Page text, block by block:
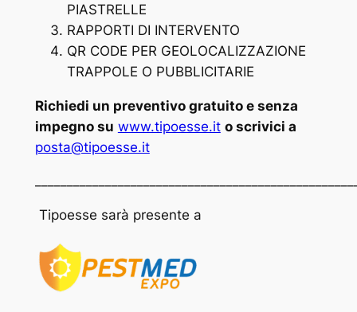
PIASTRELLE
RAPPORTI DI INTERVENTO
QR CODE PER GEOLOCALIZZAZIONE
TRAPPOLE O PUBBLICITARIE
Richiedi un preventivo gratuito e senza
impegno su www.tipoesse.it o scrivici a
posta@tipoesse.it
Tipoesse sarà presente a